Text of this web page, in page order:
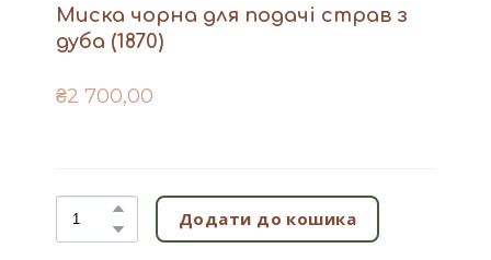
Миска чорна для подачі страв з
дуба (1870)
₴2 700,00
Додати до кошика